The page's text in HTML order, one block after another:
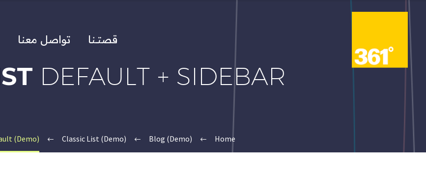
قصتــنا تواصل معنا
DEFAULT + SIDEBAR
Home
Blog (Demo)
Classic List (Demo)
(Demo)